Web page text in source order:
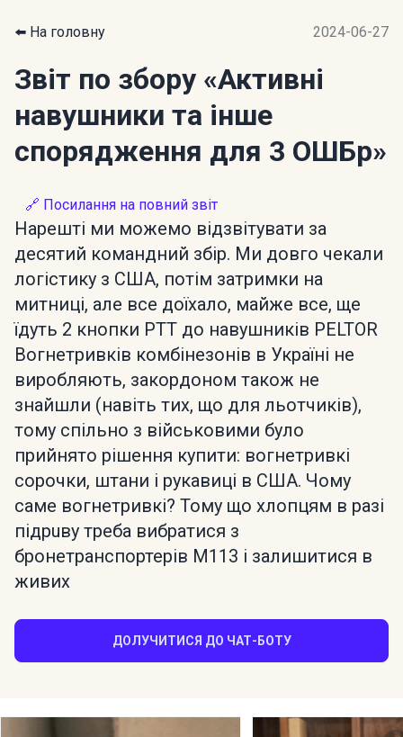
⬅️ На головну 2024-06-27
Звіт по збору «Активні
навушники та інше
спорядження для 3 ОШБр»
🔗 Посилання на повний звіт
Нарешті ми можемо відзвітувати за
десятий командний збір. Ми довго чекали
логістику з США, потім затримки на
митниці, але все доїхало, майже все, ще
їдуть 2 кнопки PTT до навушників PELTOR
Вогнетривків комбінезонів в Україні не
виробляють, закордоном також не
знайшли (навіть тих, що для льотчиків),
тому спільно з військовими було
прийнято рішення купити: вогнетривкі
сорочки, штани і рукавиці в США. Чому
саме вогнетривкі? Тому що хлопцям в разі
підрuву треба вибратися з
бронетранспортерів М113 і залишитися в
живих
ДОЛУЧИТИСЯ ДО ЧАТ-БОТУ